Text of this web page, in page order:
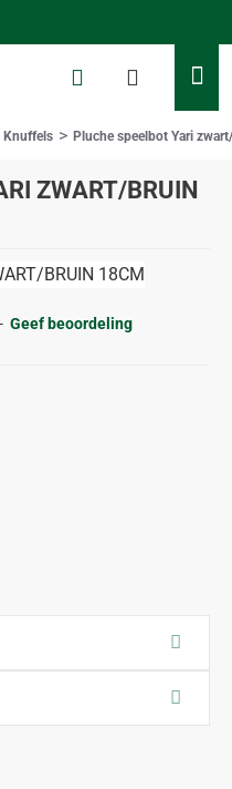
ZWART/BRUIN
Knuffels Pluche speelbot Yari
- Geef beoordeling